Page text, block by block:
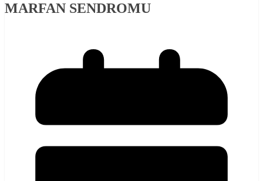
MARFAN SENDROMU